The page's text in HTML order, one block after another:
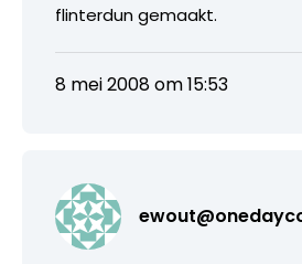
flinterdun gemaakt.
8 mei 2008 om 15:53